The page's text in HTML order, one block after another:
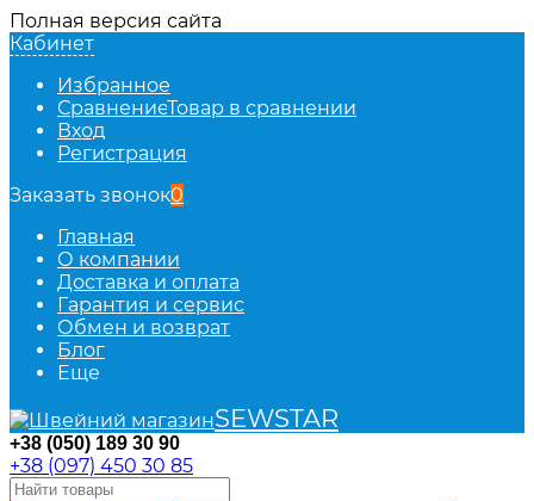
Полная версия сайта
Кабинет
Избранное
СравнениеТовар в сравнении
Вход
Регистрация
Заказать звонок0
Главная
О компании
Доставка и оплата
Гарантия и сервис
Обмен и возврат
Блог
Еще
SEWSTAR
+38 (050) 189 30 90
+38 (097) 450 30 85